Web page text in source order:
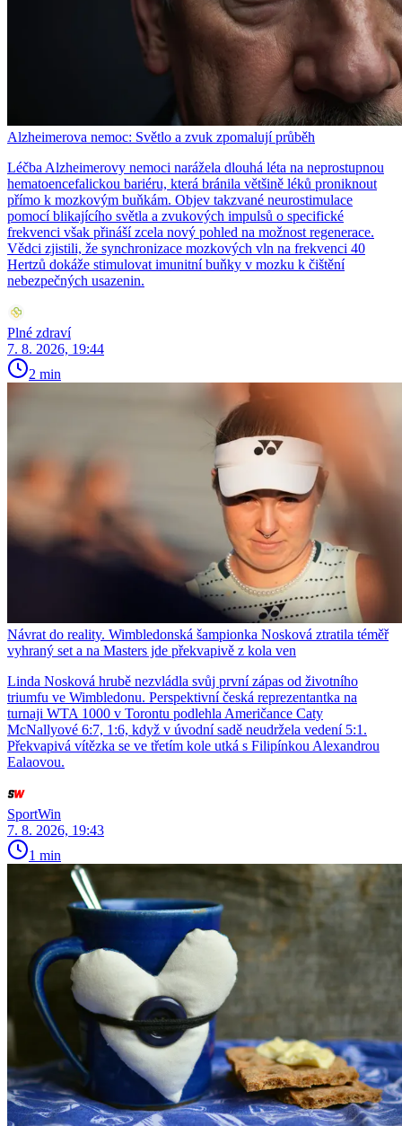
Alzheimerova nemoc: Světlo a zvuk zpomalují průběh
Léčba Alzheimerovy nemoci narážela dlouhá léta na neprostupnou
hematoencefalickou bariéru, která bránila většině léků proniknout
přímo k mozkovým buňkám. Objev takzvané neurostimulace
pomocí blikajícího světla a zvukových impulsů o specifické
frekvenci však přináší zcela nový pohled na možnost regenerace.
Vědci zjistili, že synchronizace mozkových vln na frekvenci 40
Hertzů dokáže stimulovat imunitní buňky v mozku k čištění
nebezpečných usazenin.
Plné zdraví
7. 8. 2026, 19:44
2 min
Návrat do reality. Wimbledonská šampionka Nosková ztratila téměř
vyhraný set a na Masters jde překvapivě z kola ven
Linda Nosková hrubě nezvládla svůj první zápas od životního
triumfu ve Wimbledonu. Perspektivní česká reprezentantka na
turnaji WTA 1000 v Torontu podlehla Američance Caty
McNallyové 6:7, 1:6, když v úvodní sadě neudržela vedení 5:1.
Překvapivá vítězka se ve třetím kole utká s Filipínkou Alexandrou
Ealaovou.
SportWin
7. 8. 2026, 19:43
1 min